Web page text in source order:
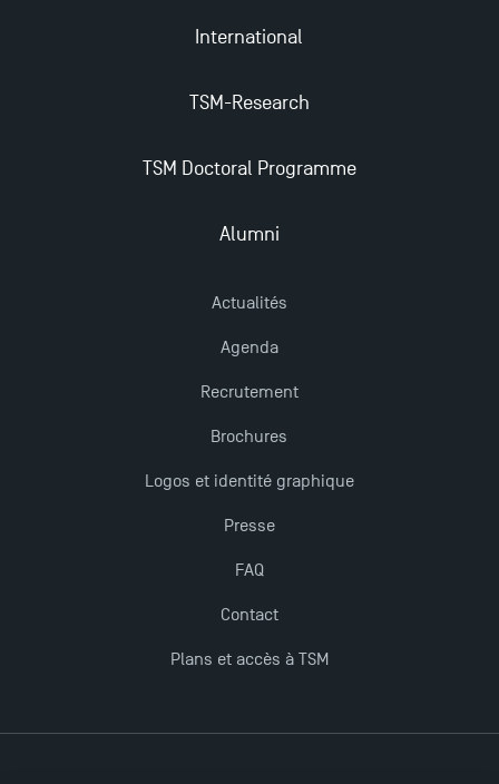
Derniers jours pour candidater aux formations
International
TSM-Research
TSM Doctoral Programme
Alumni
Actualités
Agenda
Recrutement
Brochures
Logos et identité graphique
Presse
FAQ
Contact
Plans et accès à TSM